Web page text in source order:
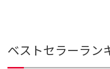
ベストセラーラン